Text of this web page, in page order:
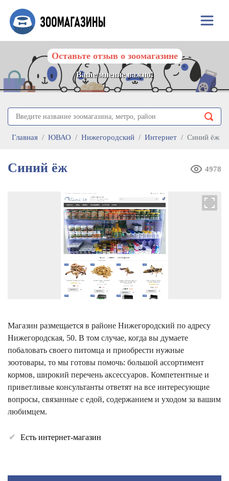
Оставьте отзыв о зоомагазине
Ваше мнение важно!
Главная ЮВАО Нижегородский Интернет Синий ёж
Синий ёж 4978
Магазин размещается в районе Нижегородский по адресу
Нижегородская, 50. В том случае, когда вы думаете
побаловать своего питомца и приобрести нужные
зоотовары, то мы готовы помочь: большой ассортимент
кормов, широкий перечень аксессуаров. Компетентные и
приветливые консультанты ответят на все интересующие
вопросы, связанные с едой, содержанием и уходом за вашим
любимцем.
Есть интернет-магазин